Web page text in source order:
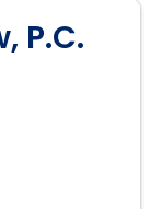
P.C.